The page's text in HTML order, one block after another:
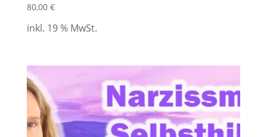
Bewertet mit
von 5
80,00 €
inkl. 19 % MwSt.